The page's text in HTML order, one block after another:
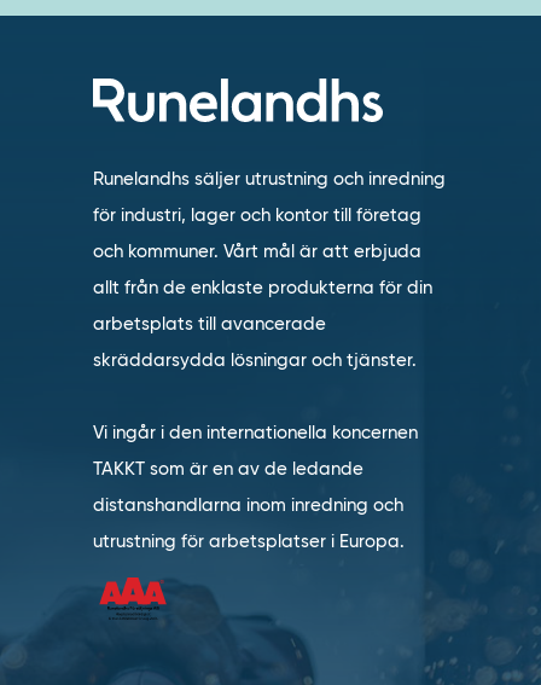
Runelandhs säljer utrustning och inredning
för industri, lager och kontor till företag
och kommuner. Vårt mål är att erbjuda
allt från de enklaste produkterna för din
arbetsplats till avancerade
skräddarsydda lösningar och tjänster.
Vi ingår i den internationella koncernen
TAKKT som är en av de ledande
distanshandlarna inom inredning och
utrustning för arbetsplatser i Europa.